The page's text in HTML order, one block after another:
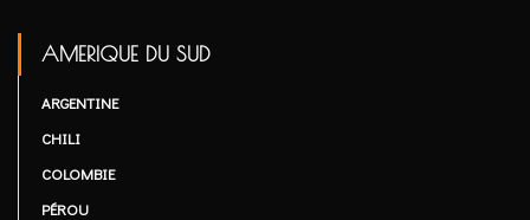
AMERIQUE DU SUD
ARGENTINE
CHILI
COLOMBIE
PÉROU